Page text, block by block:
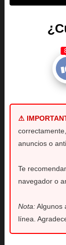
⚠
anuncios o
Te
navegador o
Nota:Algunos
línea.